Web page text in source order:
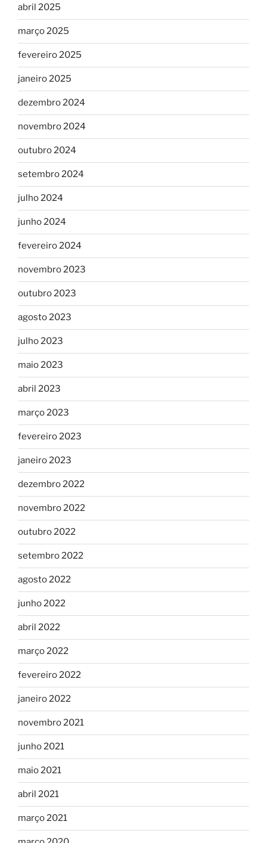
abril 2025
março 2025
fevereiro 2025
janeiro 2025
dezembro 2024
novembro 2024
outubro 2024
setembro 2024
julho 2024
junho 2024
fevereiro 2024
novembro 2023
outubro 2023
agosto 2023
julho 2023
maio 2023
abril 2023
março 2023
fevereiro 2023
janeiro 2023
dezembro 2022
novembro 2022
outubro 2022
setembro 2022
agosto 2022
junho 2022
abril 2022
março 2022
fevereiro 2022
janeiro 2022
novembro 2021
junho 2021
maio 2021
abril 2021
março 2021